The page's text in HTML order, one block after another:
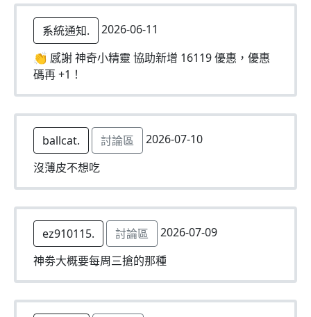
系統通知.
2026-06-11
👏 感謝 神奇小精靈 協助新增 16119 優惠，優惠
碼再 +1！
ballcat. 討論區
2026-07-10
沒薄皮不想吃
ez910115. 討論區
2026-07-09
神劵大概要每周三搶的那種